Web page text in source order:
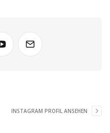
INSTAGRAM PROFIL ANSEHEN